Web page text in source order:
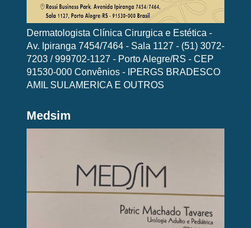
Dermatologista Clínica Cirurgica e Estética -
Av. Ipiranga 7454/7464 - Sala 1127 - (51) 3072-
7203 / 999702-1127 - Porto Alegre/RS - CEP
91530-000 Convênios - IPERGS BRADESCO
AMIL SULAMERICA E OUTROS
Medsim